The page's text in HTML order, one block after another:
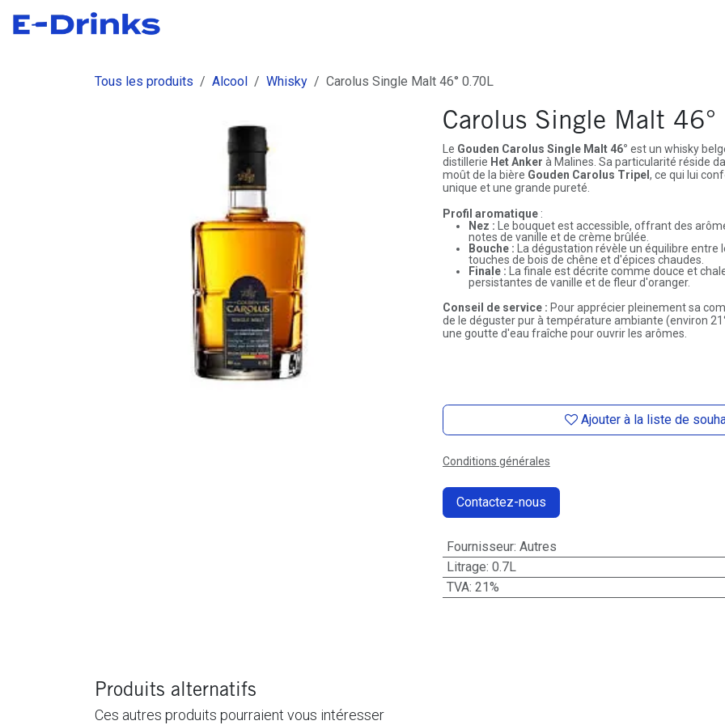
Se rendre au contenu
Tous les produits Alcool Whisky Carolus Single Malt 46° 0.70L
Carolus Single Malt
Le Gouden Carolus Single Malt 46° est un whisky
distillerie Het Anker à Malines. Sa particularité réside
moût de la bière Gouden Carolus Tripel , ce qui lui
unique et une grande pureté.
Profil aromatique:
Nez : Le bouquet est accessible, offrant des
notes de vanille et de crème brûlée.
Bouche : La dégustation révèle un équilibre entre
touches de bois de chêne et d'épices chaudes.
Finale : La finale est décrite comme douce et
persistantes de vanille et de fleur d'oranger.
Conseil de service : Pour apprécier pleinement sa
de le déguster pur à température ambiante (environ
une goutte d'eau fraîche pour ouvrir les arômes.
Ajouter à la liste de
Conditions générales
Contactez-nous
Fournisseur: Autres
Litrage: 0.7L
TVA: 21%
Produits alternatifs
Ces autres produits pourraient vous intéresser